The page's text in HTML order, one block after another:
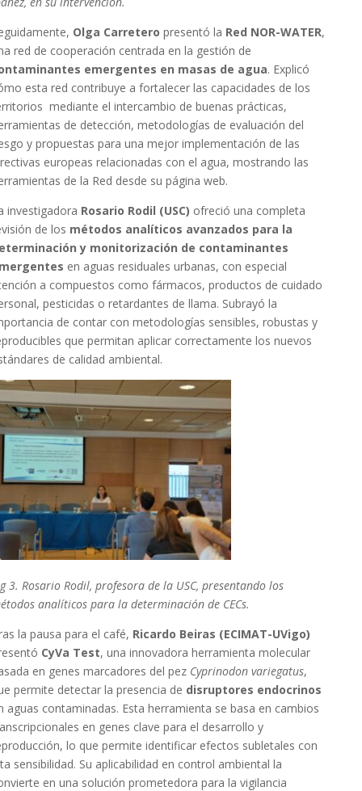
Olga Carretero presentó la Red NOR-WATER,
red de cooperación centrada en la gestión de
emergentes en masas de agua. Explicó
esta red contribuye a fortalecer las capacidades de los
mediante el intercambio de buenas prácticas,
de detección, metodologías de evaluación del
y propuestas para una mejor implementación de las
europeas relacionadas con el agua, mostrando las
de la Red desde su página web.
investigadora Rosario Rodil (USC) ofreció una completa
de los métodos analíticos avanzados para la
y monitorización de contaminantes
en aguas residuales urbanas, con especial
a compuestos como fármacos, productos de cuidado
pesticidas o retardantes de llama. Subrayó la
de contar con metodologías sensibles, robustas y
que permitan aplicar correctamente los nuevos
de calidad ambiental.
3. Rosario Rodil, profesora de la USC, presentando los
analíticos para la determinación de CECs.
la pausa para el café, Ricardo Beiras (ECIMAT-UVigo)
CyVa Test, una innovadora herramienta molecular
en genes marcadores del pez Cyprinodon variegatus,
permite detectar la presencia de disruptores endocrinos
aguas contaminadas. Esta herramienta se basa en cambios
en genes clave para el desarrollo y
lo que permite identificar efectos subletales con
sensibilidad. Su aplicabilidad en control ambiental la
en una solución prometedora para la vigilancia